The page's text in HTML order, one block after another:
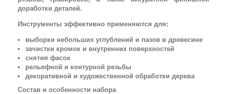
доработки деталей.
Инструменты эффективно применяются для:
выборки небольших углублений и пазов в древесине
зачистки кромок и внутренних поверхностей
снятия фасок
рельефной и контурной резьбы
декоративной и художественной обработки дерева
Состав и особенности набора